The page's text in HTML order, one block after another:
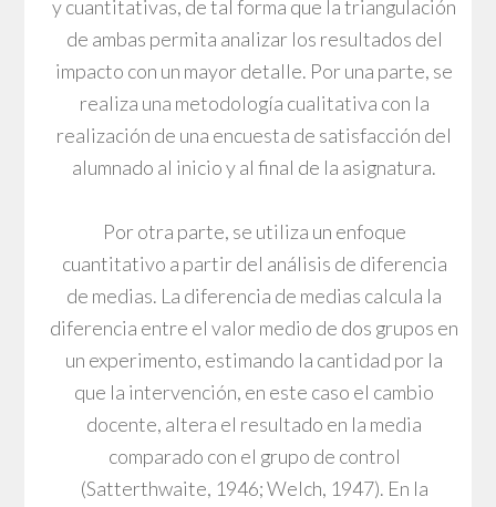
y cuantitativas, de tal forma que la triangulación
de ambas permita analizar los resultados del
impacto con un mayor detalle. Por una parte, se
realiza una metodología cualitativa con la
realización de una encuesta de satisfacción del
alumnado al inicio y al final de la asignatura.
Por otra parte, se utiliza un enfoque
cuantitativo a partir del análisis de diferencia
de medias. La diferencia de medias calcula la
diferencia entre el valor medio de dos grupos en
un experimento, estimando la cantidad por la
que la intervención, en este caso el cambio
docente, altera el resultado en la media
comparado con el grupo de control
(Satterthwaite, 1946; Welch, 1947). En la